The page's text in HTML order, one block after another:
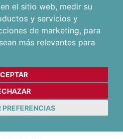
el sitio web, medir su
y servicios y
de marketing, para
más relevantes para